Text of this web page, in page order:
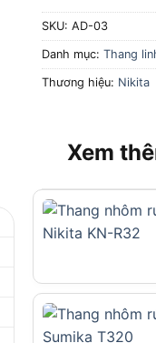
SKU: AD-03
Danh mục: Thang
Thương hiệu: Nikita
Xem